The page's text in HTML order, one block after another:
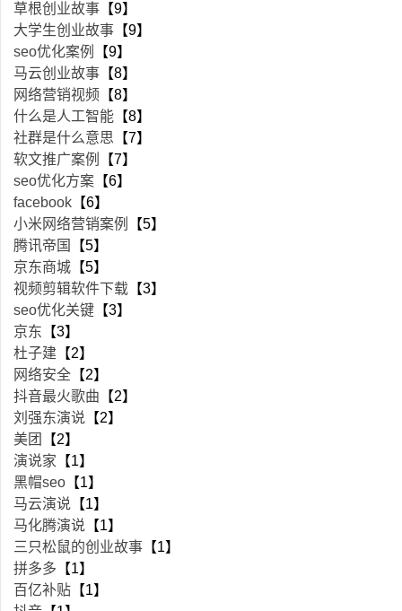
草根创业故事 【9】
大学生创业故事 【9】
seo优化案例
【9】
马云创业故事 【8】
网络营销视频 【8】
什么是人工智能 【8】
社群是什么意思 【7】
软文推广案例
【7】
seo优化方案 【6】
facebook 【6】
小米网络营销案例
【5】
腾讯帝国
【5】
京东商城 【5】
视频剪辑软件下载 【3】
seo优化关键 【3】
京东 【3】
杜子建 【2】
网络安全 【2】
抖音最火歌曲 【2】
刘强东演说 【2】
美团
【2】
演说家 【1】
黑帽seo 【1】
马云演说 【1】
马化腾演说 【1】
三只松鼠的创业故事 【1】
拼多多 【1】
百亿补贴 【1】